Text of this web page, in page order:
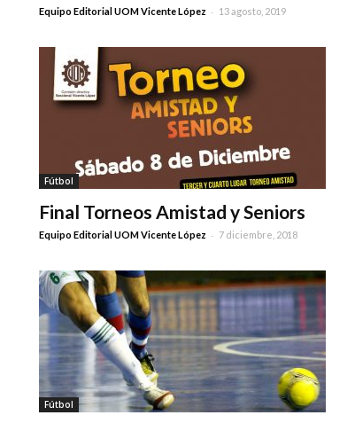
Equipo Editorial UOM Vicente López - 13 agosto, 2019
Fútbol
Final Torneos Amistad y Seniors
Equipo Editorial UOM Vicente López - 7 diciembre, 2018
Fútbol